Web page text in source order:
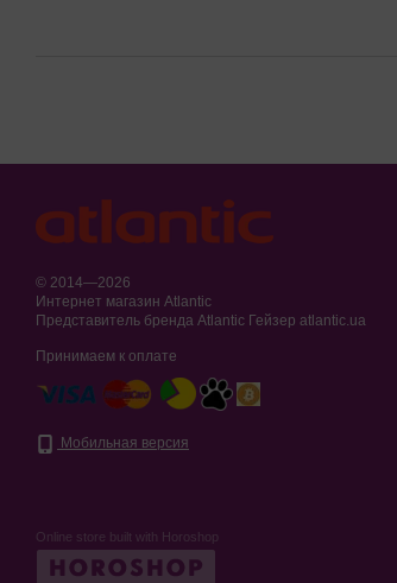
© 2014—2026
Интернет магазин Atlantic
Представитель бренда Atlantic Гейзер atlantic.ua
Принимаем к оплате
Мобильная версия
Online store built with Horoshop